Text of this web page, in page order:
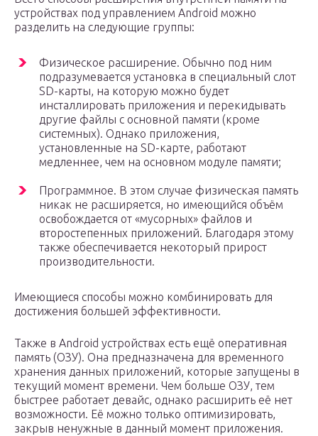
устройствах под управлением Android можно
разделить на следующие группы:
Физическое расширение. Обычно под ним
подразумевается установка в специальный слот
SD-карты, на которую можно будет
инсталлировать приложения и перекидывать
другие файлы с основной памяти (кроме
системных). Однако приложения,
установленные на SD-карте, работают
медленнее, чем на основном модуле памяти;
Программное. В этом случае физическая память
никак не расширяется, но имеющийся объём
освобождается от «мусорных» файлов и
второстепенных приложений. Благодаря этому
также обеспечивается некоторый прирост
производительности.
Имеющиеся способы можно комбинировать для
достижения большей эффективности.
Также в Android устройствах есть ещё оперативная
память (ОЗУ). Она предназначена для временного
хранения данных приложений, которые запущены в
текущий момент времени. Чем больше ОЗУ, тем
быстрее работает девайс, однако расширить её нет
возможности. Её можно только оптимизировать,
закрыв ненужные в данный момент приложения.